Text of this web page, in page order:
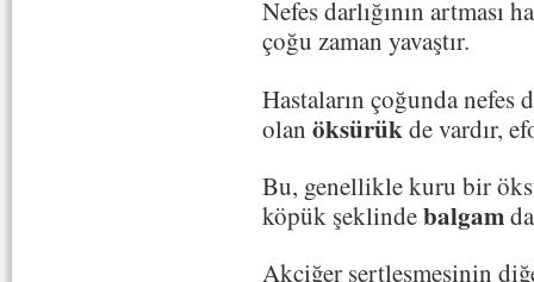
Nefes darlığının artması
çoğu zaman yavaştır.
Hastaların çoğunda nefes
olan öksürükde vardır,
Bu, genellikle kuru bir
köpük şeklindebalgam
Akciğer sertleşmesinin